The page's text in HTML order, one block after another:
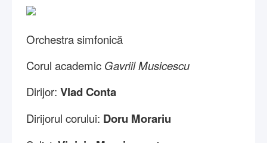
Orchestra simfonică
Corul academic Gavriil Musicescu
Dirijor: Vlad Conta
Dirijorul corului: Doru Morariu